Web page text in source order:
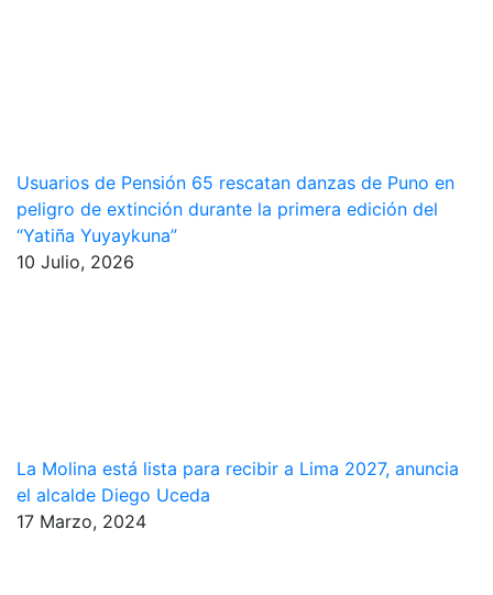
Usuarios de Pensión 65 rescatan danzas de Puno en
peligro de extinción durante la primera edición del
“Yatiña Yuyaykuna”
10 Julio, 2026
La Molina está lista para recibir a Lima 2027, anuncia
el alcalde Diego Uceda
17 Marzo, 2024